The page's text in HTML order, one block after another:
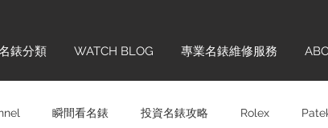
錶分類 WATCH BLOG 專業名錶維修服務
瞬間看名錶 投資名錶攻略 Rolex